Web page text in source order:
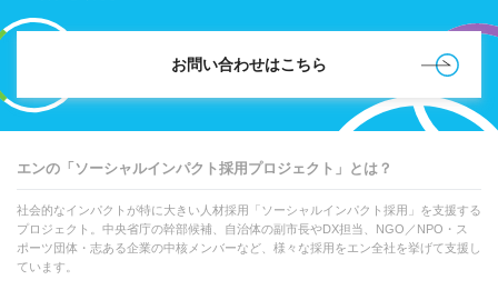
お問い合わせはこちら
エンの「ソーシャルインパクト採用プロジェクト」とは？
社会的なインパクトが特に大きい人材採用「ソーシャルインパクト採用」を支援する
プロジェクト。中央省庁の幹部候補、自治体の副市長やDX担当、NGO／NPO・ス
ポーツ団体・志ある企業の中核メンバーなど、様々な採用をエン全社を挙げて支援し
ています。